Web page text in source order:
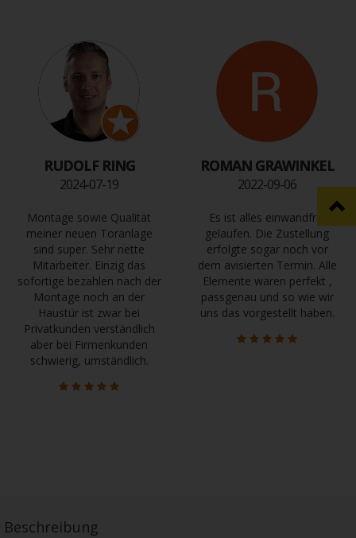
RUDOLF RING
2024-07-19
Montage sowie Qualität
meiner neuen Toranlage
sind super. Sehr nette
Mitarbeiter. Einzig das
sofortige bezahlen nach der
Montage noch an der
Haustür ist zwar bei
Privatkunden verständlich
aber bei Firmenkunden
schwierig, umständlich.
ROMAN GRAWINKEL
2022-09-06
Es ist alles einwandfrei
gelaufen. Die Zustellung
erfolgte sogar noch vor
dem avisierten Termin. Alle
Elemente waren perfekt ,
passgenau und so wie wir
uns das vorgestellt haben.
Beschreibung